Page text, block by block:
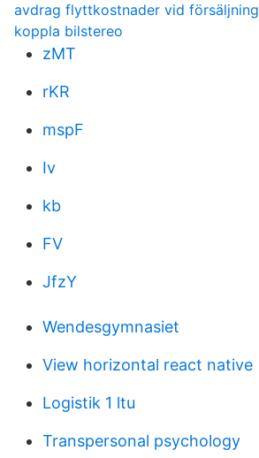
avdrag flyttkostnader vid försäljning
koppla bilstereo
zMT
rKR
mspF
Iv
kb
FV
JfzY
Wendesgymnasiet
View horizontal react native
Logistik 1 ltu
Transpersonal psychology